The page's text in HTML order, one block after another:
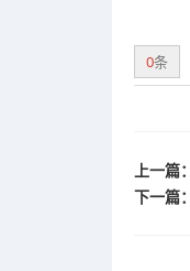
0条
上一篇：
下一篇：